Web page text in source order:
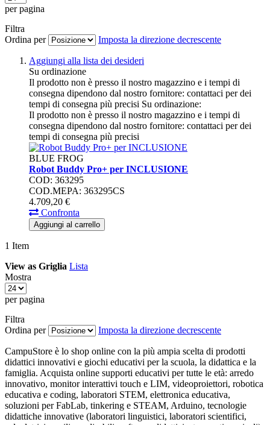
per pagina
Filtra
Ordina per
Imposta la direzione decrescente
Aggiungi alla lista dei desideri
Su ordinazione
Il prodotto non è presso il nostro magazzino e i tempi di
consegna dipendono dal nostro fornitore: contattaci per dei
tempi di consegna più precisi Su ordinazione:
Il prodotto non è presso il nostro magazzino e i tempi di
consegna dipendono dal nostro fornitore: contattaci per dei
tempi di consegna più precisi
BLUE FROG
Robot Buddy Pro+ per INCLUSIONE
COD: 363295
COD.MEPA: 363295CS
4.709,20 €
Confronta
Aggiungi al carrello
1 Item
View as Griglia Lista
Mostra
per pagina
Filtra
Ordina per
Imposta la direzione decrescente
CampuStore è lo shop online con la più ampia scelta di prodotti
didattici innovativi e giochi educativi per la scuola, la didattica e la
famiglia. Acquista online supporti educativi per tutte le età: arredo
innovativo, monitor interattivi touch e LIM, videoproiettori, robotica
educativa e coding, laboratori STEM, elettronica educativa,
soluzioni per FabLab, tinkering e STEAM, Arduino, tecnologie
didattiche innovative (laboratori linguistici, laboratori scientifici,